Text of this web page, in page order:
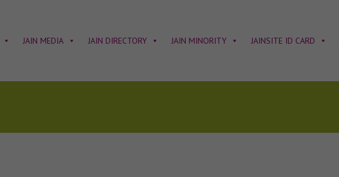
JAIN MEDIA JAIN DIRECTORY JAIN MINORITY JAINSITE ID CARD